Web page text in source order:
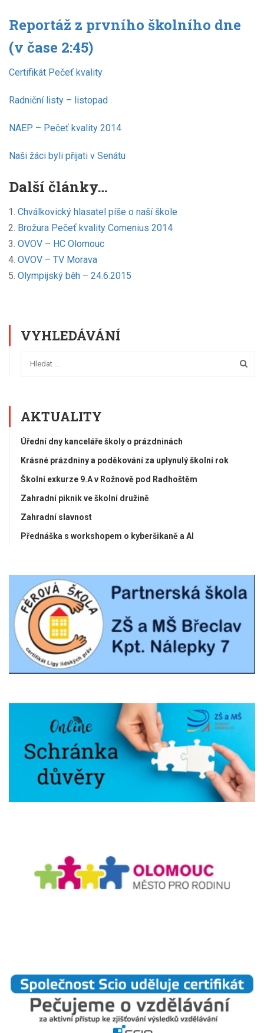
Reportáž z prvního školního dne
(v čase 2:45)
Certifikát Pečeť kvality
Radniční listy – listopad
NAEP – Pečeť kvality 2014
Naši žáci byli přijati v Senátu
Další články…
Chválkovický hlasatel píše o naší škole
Brožura Pečeť kvality Comenius 2014
OVOV – HC Olomouc
OVOV – TV Morava
Olympijský běh – 24.6.2015
VYHLEDÁVÁNÍ
AKTUALITY
Úřední dny kanceláře školy o prázdninách
Krásné prázdniny a poděkování za uplynulý školní rok
Školní exkurze 9.A v Rožnově pod Radhoštěm
Zahradní piknik ve školní družině
Zahradní slavnost
Přednáška s workshopem o kyberšikaně a AI